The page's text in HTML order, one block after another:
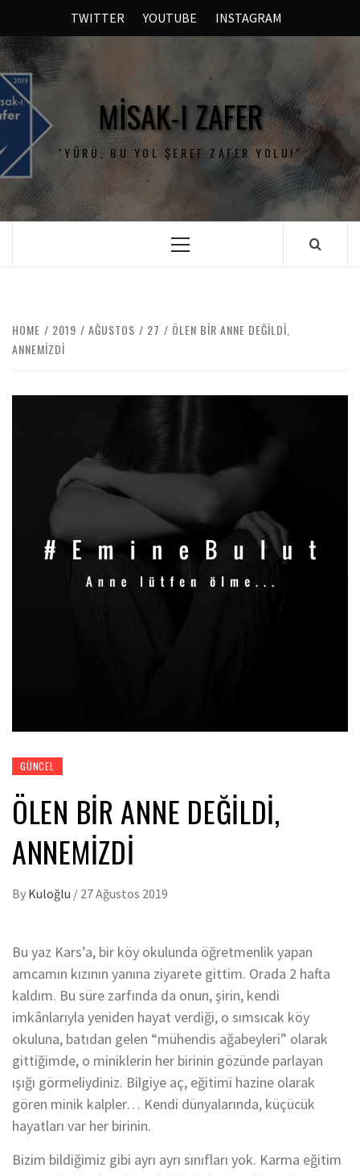
TWITTER YOUTUBE INSTAGRAM
MISAK-I ZAFER
"YÜRÜ, BU YOL ŞEREF ZAFER YOLU!"
HOME 2019 AĞUSTOS 27
ÖLEN BIR ANNE DEĞILDI,
ANNEMIZDI
GÜNCEL
ÖLEN BIR ANNE DEĞILDI,
ANNEMIZDI
By Kuloğlu / 27 Ağustos 2019
Bu yaz Kars’a, bir köy okulunda öğretmenlik yapan
amcamın kızının yanına ziyarete gittim. Orada 2 hafta
kaldım. Bu süre zarfında da onun, şirin, kendi
imkânlarıyla yeniden hayat verdiği, o sımsıcak köy
okuluna, batıdan gelen “mühendis ağabeyleri” olarak
gittiğimde, o miniklerin her birinin gözünde parlayan
ışığı görmeliydiniz. Bilgiye aç, eğitimi hazine olarak
gören minik kalpler… Kendi dünyalarında, küçücük
hayatları var her birinin.
Bizim bildiğimiz gibi ayrı ayrı sınıfları yok. Karma eğitim